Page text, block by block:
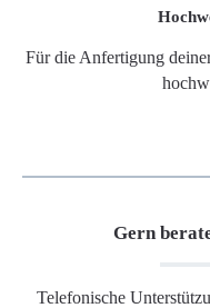
Für die Anfertigung
Gern
Telefonische